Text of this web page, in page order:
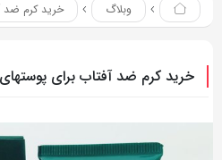
زیر
صفحه
وبلاگ خرید کرم ضد
خرید کرم ضد آفتاب برای
صفحه